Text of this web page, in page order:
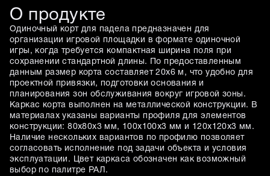
О продукте
Одиночный корт для падела предназначен для
организации игровой площадки в формате одиночной
игры, когда требуется компактная ширина поля при
сохранении стандартной длины. По предоставленным
данным размер корта составляет 20х6 м, что удобно для
проектной привязки, подготовки основания и
планирования зон обслуживания вокруг игровой зоны.
Каркас корта выполнен на металлической конструкции. В
материалах указаны варианты профиля для элементов
конструкции: 80х80х3 мм, 100х100х3 мм и 120х120х3 мм.
Наличие нескольких вариантов по профилю позволяет
согласовать исполнение под задачи объекта и условия
эксплуатации. Цвет каркаса обозначен как возможный
выбор по палитре РАЛ.